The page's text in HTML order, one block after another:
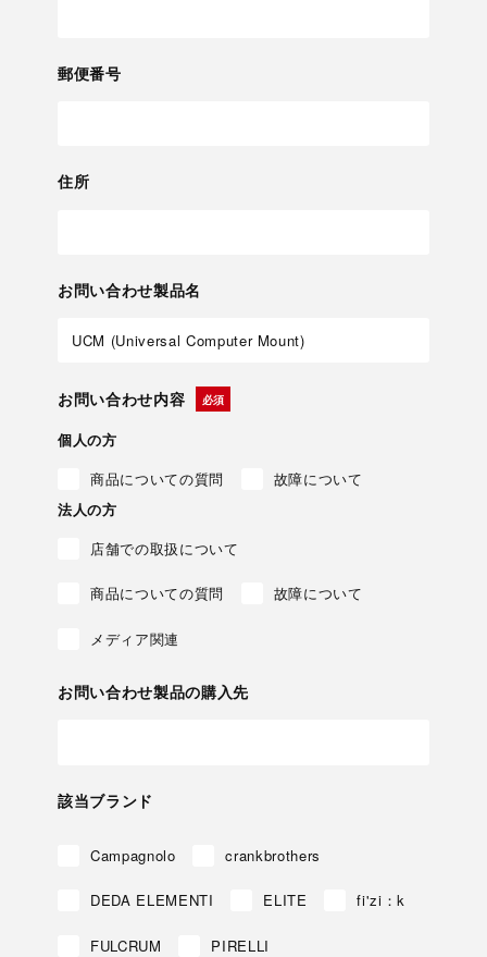
郵便番号
住所
お問い合わせ製品名
お問い合わせ内容
個人の方
商品についての質問
故障について
法人の方
店舗での取扱について
商品についての質問 故障について
メディア関連
お問い合わせ製品の購入先
該当ブランド
Campagnolo crankbrothers
DEDA ELEMENTI ELITE fi'zi：k
FULCRUM PIRELLI